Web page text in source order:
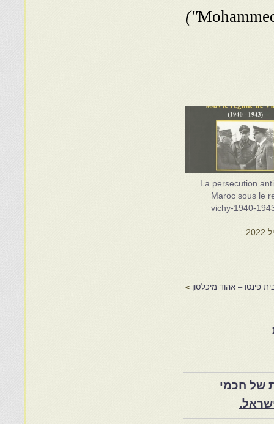
La persecution
Maroc sous le
vichy-1940-
פינטו – אהוד מיכלסון »
של חכמי